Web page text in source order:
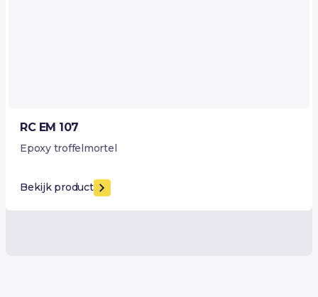
RC EM 107
Epoxy troffelmortel
Bekijk product